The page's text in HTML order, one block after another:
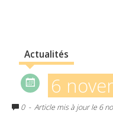
Actualités
6
0 - Article mis à jour le 6